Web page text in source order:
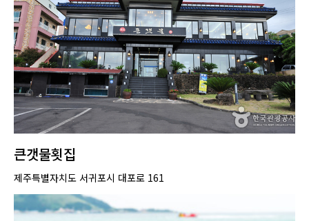
큰갯물횟집
제주특별자치도 서귀포시 대포로 161